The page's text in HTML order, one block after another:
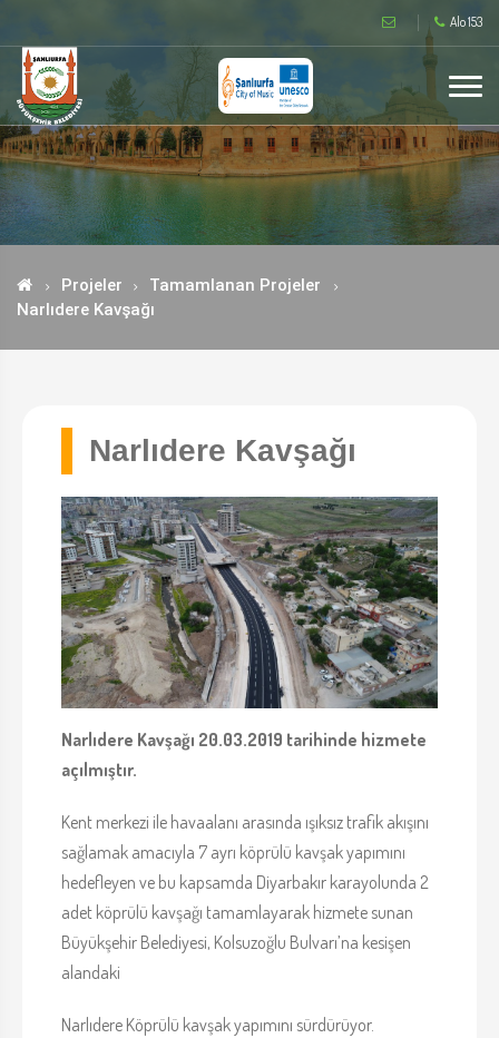
Alo 153
Projeler
Tamamlanan Projeler
Narlıdere Kavşağı
Narlıdere Kavşağı
Narlıdere Kavşağı 20.03.2019 tarihinde hizmete
açılmıştır.
Kent merkezi ile havaalanı arasında ışıksız trafik akışını
sağlamak amacıyla 7 ayrı köprülü kavşak yapımını
hedefleyen ve bu kapsamda Diyarbakır karayolunda 2
adet köprülü kavşağı tamamlayarak hizmete sunan
Büyükşehir Belediyesi, Kolsuzoğlu Bulvarı’na kesişen
alandaki
Narlıdere Köprülü kavşak yapımını sürdürüyor.